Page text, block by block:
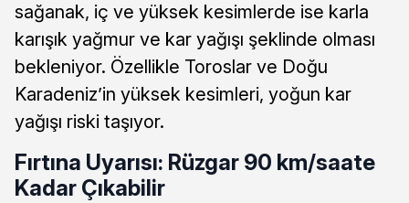
sağanak, iç ve yüksek kesimlerde ise karla
karışık yağmur ve kar yağışı şeklinde olması
bekleniyor. Özellikle Toroslar ve Doğu
Karadeniz’in yüksek kesimleri, yoğun kar
yağışı riski taşıyor.
Fırtına Uyarısı: Rüzgar 90 km/saate
Kadar Çıkabilir